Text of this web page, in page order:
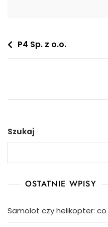
Nawigacja
P4 Sp. z o.o.
Szukaj
OSTATNIE WPISY
Samolot czy helikopter: co